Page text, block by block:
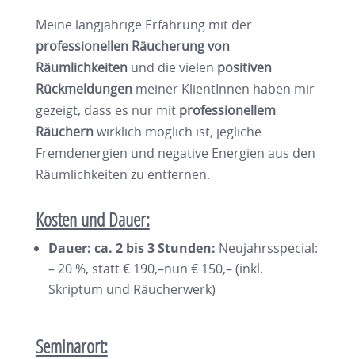
Meine langjährige Erfahrung mit der
professionellen Räucherung von
Räumlichkeitenund die vielen positiven
Rückmeldungenmeiner KlientInnen haben mir
gezeigt, dass es nur mit professionellem
Räuchernwirklich möglich ist, jegliche
Fremdenergien und negative Energien aus den
Räumlichkeiten zu entfernen.
Kosten und Dauer:
Dauer: ca. 2 bis 3 Stunden: Neujahrsspecial:
– 20 %, statt € 190,–nun € 150,– (inkl.
Skriptum und Räucherwerk)
Seminarort: